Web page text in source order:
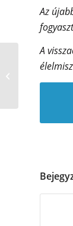
Az
A
Tojásra vagyok
érzékeny,